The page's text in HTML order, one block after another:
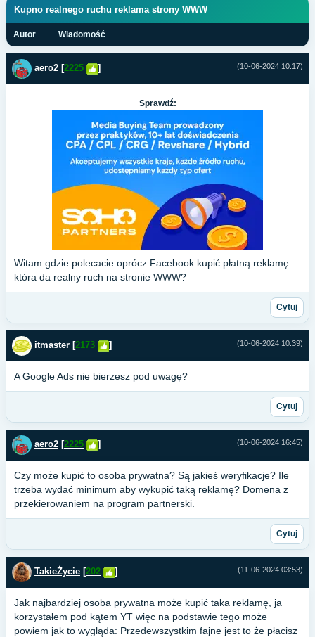
Kupno realnego ruchu reklama strony WWW
Autor Wiadomość
(10-06-2024 10:17)
aero2 [2225 ]
Sprawdź:
Witam gdzie polecacie oprócz Facebook kupić płatną reklamę
która da realny ruch na stronie WWW?
Cytuj
(10-06-2024 10:39)
itmaster [2173 ]
A Google Ads nie bierzesz pod uwagę?
Cytuj
(10-06-2024 16:45)
aero2 [2225 ]
Czy może kupić to osoba prywatna? Są jakieś weryfikacje? Ile
trzeba wydać minimum aby wykupić taką reklamę? Domena z
przekierowaniem na program partnerski.
Cytuj
(11-06-2024 03:53)
TakieŻycie [202 ]
Jak najbardziej osoba prywatna może kupić taka reklamę, ja
korzystałem pod kątem YT więc na podstawie tego może
powiem jak to wygląda: Przedewszystkim fajne jest to że płacisz